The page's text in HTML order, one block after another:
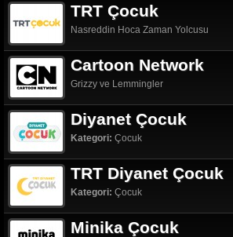
TRT Çocuk
Nasreddin Hoca Zaman Yolcusu
Cartoon Network
Grizzy ve Lemmingler
Diyanet Çocuk
Kategori: Çocuk
TRT Diyanet Çocuk
Kategori: Çocuk
Minika Çocuk